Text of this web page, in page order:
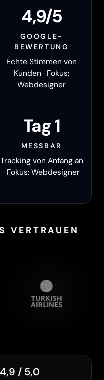
4,9/5
GOOGLE-
BEWERTUNG
Echte Stimmen von
Kunden · Fokus:
Webdesigner
Tag 1
MESSBAR
Tracking von Anfang an
· Fokus: Webdesigner
VERTRAUEN
4,9 / 5,0